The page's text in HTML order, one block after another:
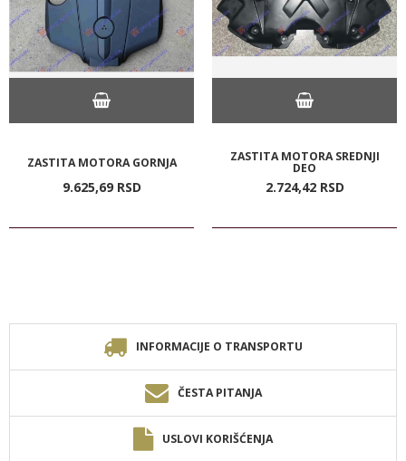
ZASTITA MOTORA GORNJA
9.625,69 RSD
ZASTITA MOTORA SREDNJI
DEO
2.724,42 RSD
INFORMACIJE O TRANSPORTU
ČESTA PITANJA
USLOVI KORIŠĆENJA